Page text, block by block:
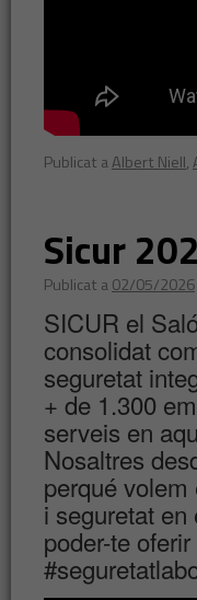
Publicat aAlbert Niell,
Sicur
Publicat a02/05/2026
SICUR el
consolidat
seguretat
+ de 1.300
serveis en
Nosaltres
perqué
i seguretat en
poder-te